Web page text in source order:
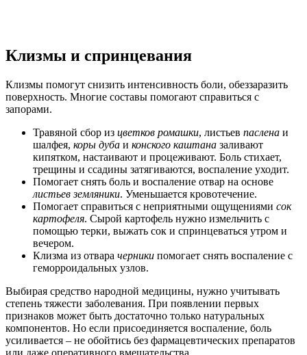
Клизмы и спринцевания
Клизмы помогут снизить интенсивность боли, обеззаразить
поверхность. Многие составы помогают справиться с
запорами.
Травяной сбор из цветков ромашки, листьев паслена и
шалфея, коры дуба и конского каштана заливают
кипятком, настаивают и процеживают. Боль стихает,
трещины и ссадины затягиваются, воспаление уходит.
Помогает снять боль и воспаление отвар на основе
листьев земляники. Уменьшается кровотечение.
Помогает справиться с неприятными ощущениями сок
картофеля. Сырой картофель нужно измельчить с
помощью терки, выжать сок и спринцеваться утром и
вечером.
Клизма из отвара черники помогает снять воспаление с
геморроидальных узлов.
Выбирая средство народной медицины, нужно учитывать
степень тяжести заболевания. При появлении первых
признаков может быть достаточно только натуральных
компонентов. Но если присоединяется воспаление, боль
усиливается – не обойтись без фармацевтических препаратов
или даже оперативного вмешательства.